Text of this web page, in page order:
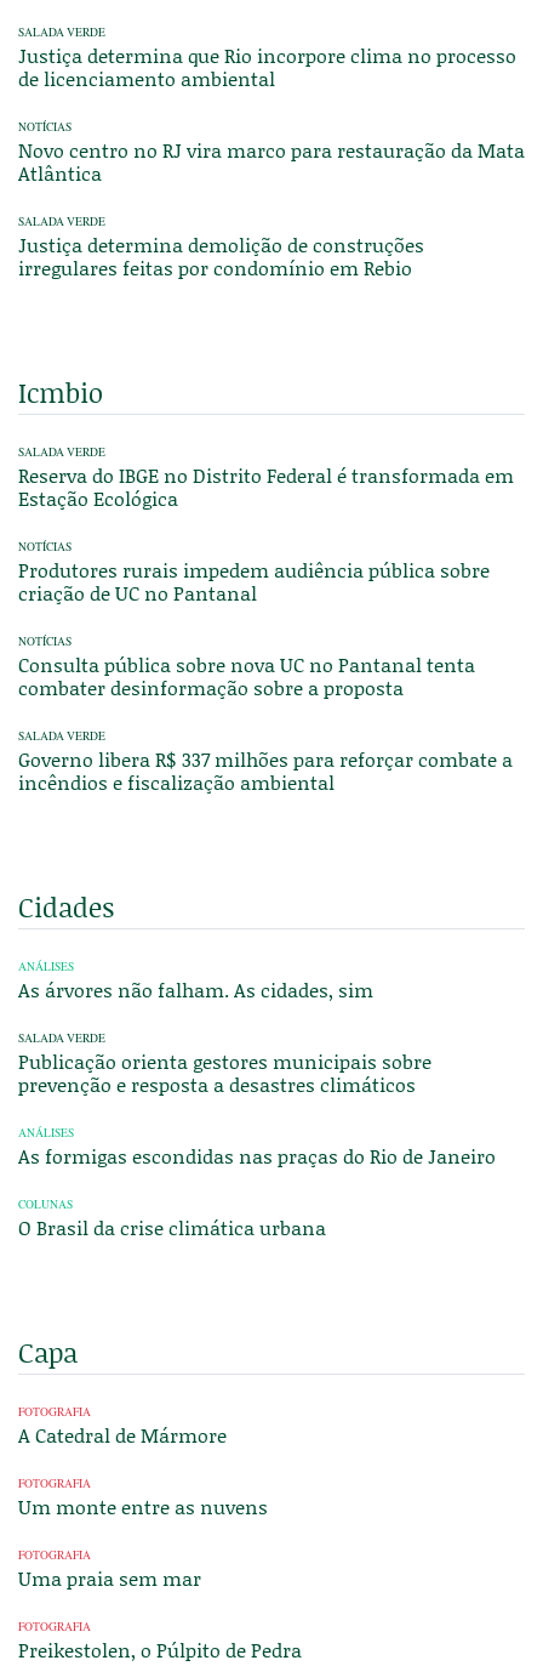
SALADA VERDE
Justiça determina que Rio incorpore clima no processo
de licenciamento ambiental
NOTÍCIAS
Novo centro no RJ vira marco para restauração da Mata
Atlântica
SALADA VERDE
Justiça determina demolição de construções
irregulares feitas por condomínio em Rebio
Icmbio
SALADA VERDE
Reserva do IBGE no Distrito Federal é transformada em
Estação Ecológica
NOTÍCIAS
Produtores rurais impedem audiência pública sobre
criação de UC no Pantanal
NOTÍCIAS
Consulta pública sobre nova UC no Pantanal tenta
combater desinformação sobre a proposta
SALADA VERDE
Governo libera R$ 337 milhões para reforçar combate a
incêndios e fiscalização ambiental
Cidades
ANÁLISES
As árvores não falham. As cidades, sim
SALADA VERDE
Publicação orienta gestores municipais sobre
prevenção e resposta a desastres climáticos
ANÁLISES
As formigas escondidas nas praças do Rio de Janeiro
COLUNAS
O Brasil da crise climática urbana
Capa
FOTOGRAFIA
A Catedral de Mármore
FOTOGRAFIA
Um monte entre as nuvens
FOTOGRAFIA
Uma praia sem mar
FOTOGRAFIA
Preikestolen, o Púlpito de Pedra